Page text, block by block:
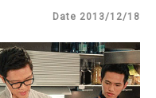
Date 2013/12/18